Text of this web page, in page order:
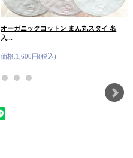
オーガニックコットン まん丸スタイ 名
入...
価格:1,600円(税込)